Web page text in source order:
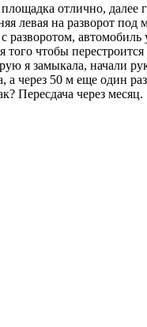
отлично,
левая на разворот
того чтобы
я замыкала, начали
а через 50 м еще один
Пересдача через месяц.